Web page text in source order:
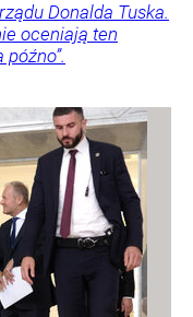
Donalda Tuska.
oceniają ten